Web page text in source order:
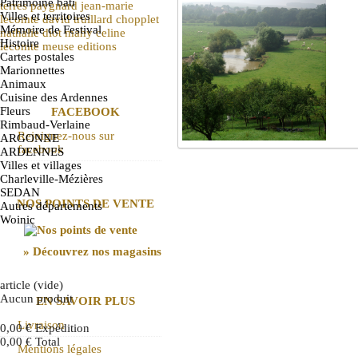
Villes et territoires
Mémoire de Festival
Histoire
Cartes postales
Marionnettes
Animaux
Cuisine des Ardennes
Fleurs
Rimbaud-Verlaine
ARGONNE
ARDENNES
Villes et villages
Charleville-Mézières
SEDAN
Autres départements
Woinic
article (vide)
Aucun produit
0,00 € Expédition
0,00 € Total
terres paygnard jean-marie
lecomte david truillard chopplet
nathalie diot mahy celine
lecomte meuse editions
FACEBOOK
Rejoignez-nous sur
facebook
NOS POINTS DE VENTE
» Découvrez nos magasins
EN SAVOIR PLUS
Livraison
Mentions légales